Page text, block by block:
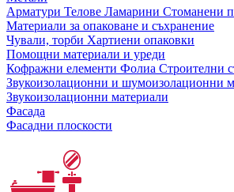
Арматури Телове Ламарини Стоманени
Материали за опаковане и съхранение
Чували, торби Хартиени опаковки
Помощни материали и уреди
Кофражни елементи Фолиа Строителни
Звукоизолационни и шумоизолационни
Звукоизолационни материали
Фасада
Фасадни плоскости